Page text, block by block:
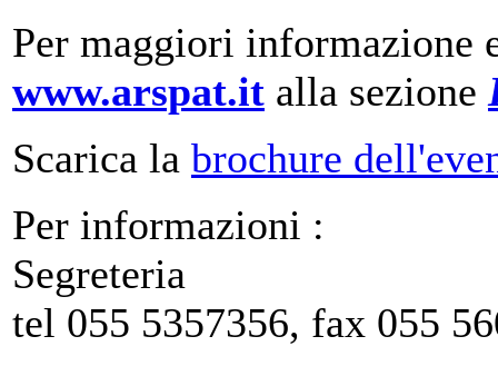
Per maggiori informazione
www.arspat.it alla sezione
Scarica la brochure
Per informazioni :
Segreteria
tel 055 5357356, fax 055